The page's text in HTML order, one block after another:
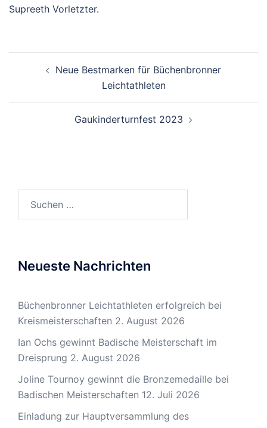
Supreeth Vorletzter.
Neue Bestmarken für Büchenbronner
Leichtathleten
Gaukinderturnfest 2023
nach:
Neueste Nachrichten
Büchenbronner Leichtathleten erfolgreich bei
Kreismeisterschaften 2. August 2026
Ian Ochs gewinnt Badische Meisterschaft im
Dreisprung 2. August 2026
Joline Tournoy gewinnt die Bronzemedaille bei
Badischen Meisterschaften 12. Juli 2026
Einladung zur Hauptversammlung des